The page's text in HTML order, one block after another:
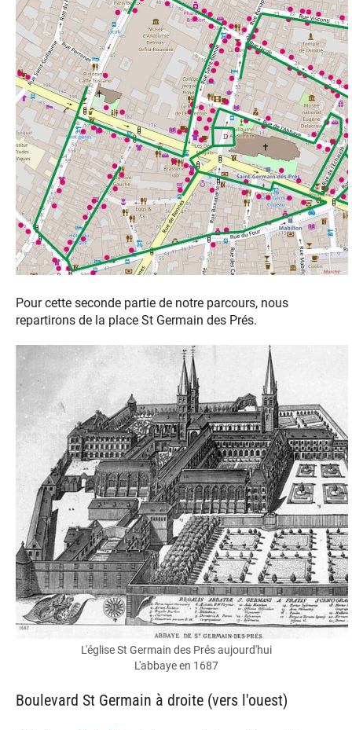
Pour cette seconde partie de notre parcours, nous
repartirons de la place St Germain des Prés.
L'église St Germain des Prés aujourd'hui
L'abbaye en 1687
Boulevard St Germain à droite (vers l'ouest)